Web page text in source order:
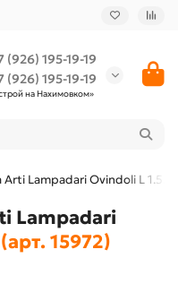
(926) 195-19-19
(926) 195-19-19
на Нахимовком»
Lampadari Ovindoli L
Lampadari
(арт. 15972)